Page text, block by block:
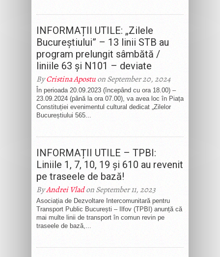
INFORMAȚII UTILE: „Zilele
Bucureștiului” – 13 linii STB au
program prelungit sâmbătă /
liniile 63 și N101 – deviate
ByCristina Apostuon September 20, 2024
În perioada 20.09.2023 (începând cu ora 18.00) –
23.09.2024 (până la ora 07.00), va avea loc în Piața
Constituției evenimentul cultural dedicat „Zilelor
Bucureștiului 565...
INFORMAȚII UTILE – TPBI:
Liniile 1, 7, 10, 19 și 610 au revenit
pe traseele de bază!
ByAndrei Vladon September 11, 2023
Asociația de Dezvoltare Intercomunitară pentru
Transport Public București – Ilfov (TPBI) anunță că
mai multe linii de transport în comun revin pe
traseele de bază,...